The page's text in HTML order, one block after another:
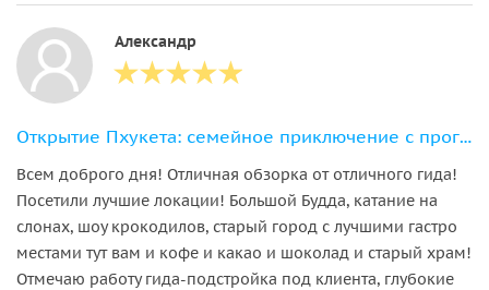
Александр
Открытие Пхукета: семейное приключение с прогулкой со слонами
Всем доброго дня! Отличная обзорка от отличного гида!
Посетили лучшие локации! Большой Будда, катание на
слонах, шоу крокодилов, старый город с лучшими гастро
местами тут вам и кофе и какао и шоколад и старый храм!
Отмечаю работу гида-подстройка под клиента, глубокие